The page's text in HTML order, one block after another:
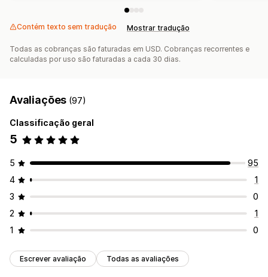
Contém texto sem tradução Mostrar tradução
Todas as cobranças são faturadas em USD. Cobranças recorrentes e
calculadas por uso são faturadas a cada 30 dias.
Avaliações (97)
Classificação geral
5
5
95
4
1
3
0
2
1
1
0
Escrever avaliação Todas as avaliações